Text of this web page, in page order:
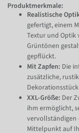
Produktmerkmale:
Realistische
gefertigt, einem
Textur und Optik
Grüntönen
gepflückt.
Mit Zapfen: Die
zusätzliche,
XXL-Größe: Der
ihm ermöglicht,
vervollständigen
Mittelpunkt auf